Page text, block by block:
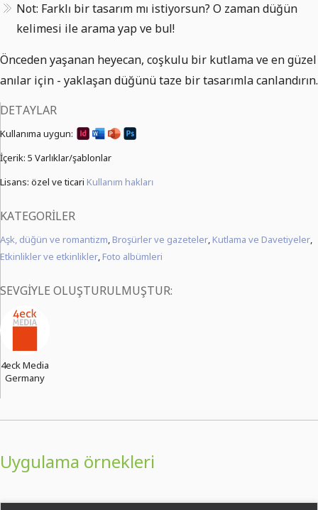
Not: Farklı bir tasarım mı istiyorsun? O zaman düğün
kelimesi ile arama yap ve bul!
Önceden yaşanan heyecan, coşkulu bir kutlama ve en güzel
anılar için - yaklaşan düğünü taze bir tasarımla canlandırın.
DETAYLAR
Kullanıma uygun:
İçerik: 5 Varlıklar/şablonlar
Lisans: özel ve ticari Kullanım hakları
KATEGORILER
Aşk, düğün ve romantizm, Broşürler ve gazeteler, Kutlama ve Davetiyeler,
Etkinlikler ve etkinlikler, Foto albümleri
SEVGIYLE OLUŞTURULMUŞTUR:
4eck Media
Germany
Uygulama örnekleri